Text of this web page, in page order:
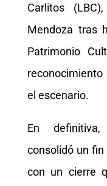
Carlitos
Mendoza tras
Patrimonio
el escenario.
En
consolidó un
con un cierre